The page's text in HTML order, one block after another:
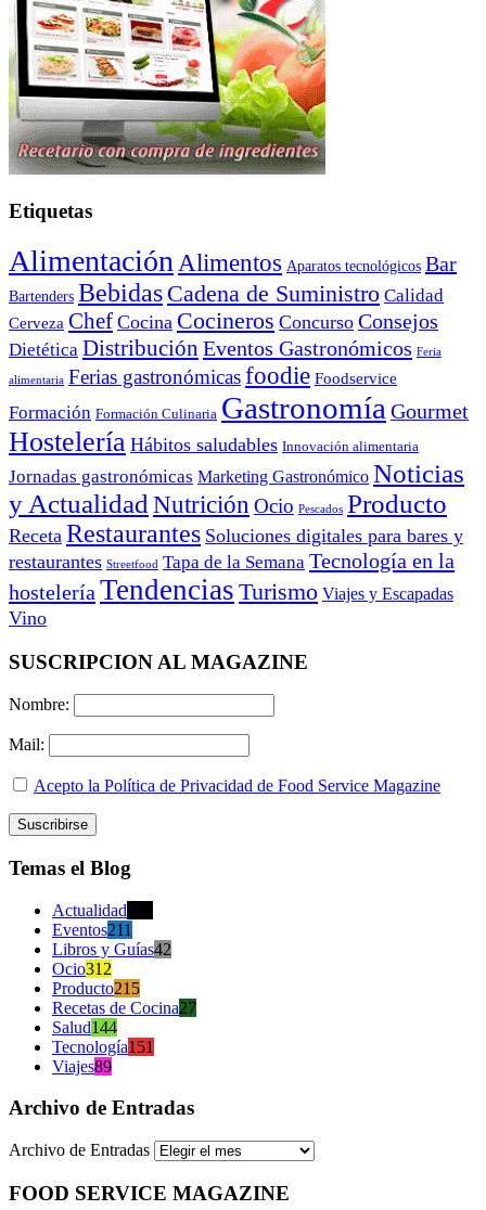
Etiquetas
Alimentación Alimentos Aparatos tecnológicos Bar
Bartenders Bebidas Cadena de Suministro Calidad
Cerveza Chef Cocina Cocineros Concurso Consejos
Dietética Distribución Eventos Gastronómicos Feria
alimentaria Ferias gastronómicasfoodie Foodservice
Formación Formación Culinaria Gastronomía Gourmet
Hostelería Hábitos saludables Innovación alimentaria
Jornadas gastronómicas Marketing Gastronómico Noticias
y Actualidad Nutrición Ocio Pescados Producto
Receta Restaurantes Soluciones digitales para bares y
restaurantes Streetfood Tapa de la Semana Tecnología en la
hostelería Tendencias Turismo Viajes y Escapadas
Vino
SUSCRIPCION AL MAGAZINE
Nombre:
Mail:
Acepto la Política de Privacidad de Food Service Magazine
Temas el Blog
Actualidad
Eventos211
Libros y Guías42
Ocio312
Producto215
Recetas de Cocina27
Salud144
Tecnología151
Viajes89
Archivo de Entradas
Archivo de Entradas
FOOD SERVICE MAGAZINE